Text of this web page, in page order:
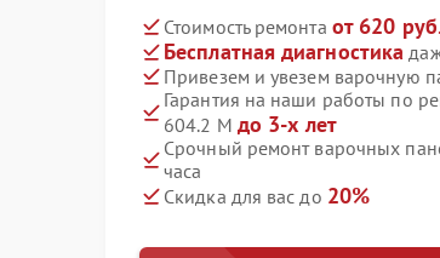
Стоимость ремонта от 620
Бесплатная диагностика
Привезем и увезем варочную
Гарантия на наши работы по
604.2 M до 3-х лет
Срочный ремонт варочных
часа
Скидка для вас до 20%